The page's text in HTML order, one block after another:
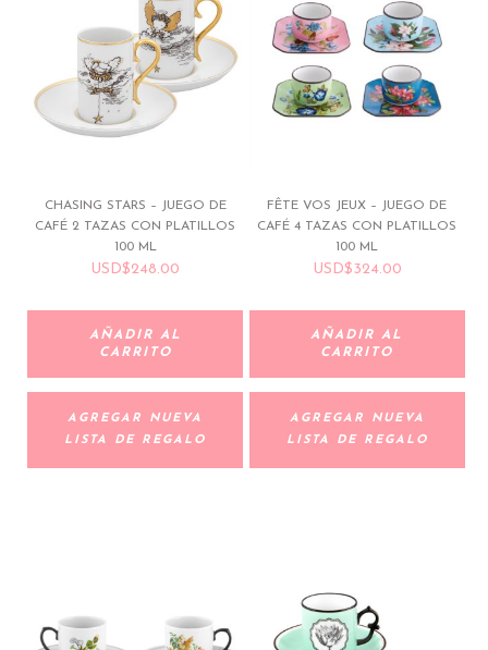
CHASING STARS – JUEGO DE
CAFÉ 2 TAZAS CON PLATILLOS
100 ML
USD$248.00
AÑADIR AL
CARRITO
AGREGAR NUEVA
LISTA DE REGALO
FÊTE VOS JEUX – JUEGO DE
CAFÉ 4 TAZAS CON PLATILLOS
100 ML
USD$324.00
AÑADIR AL
CARRITO
AGREGAR NUEVA
LISTA DE REGALO